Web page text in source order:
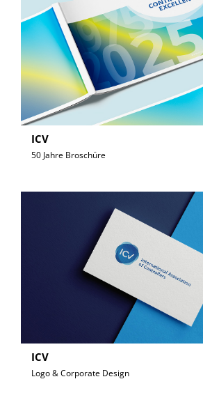
ICV
50 Jahre Broschüre
ICV
Logo & Corporate Design